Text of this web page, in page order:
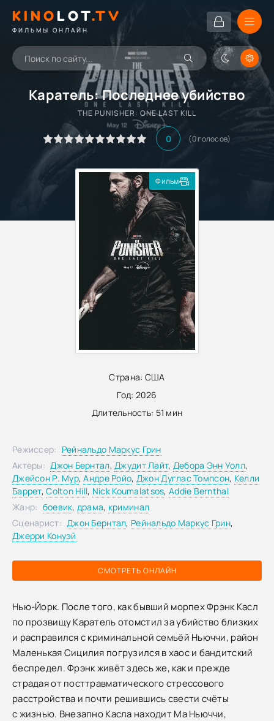
KINOLOT.TV
ФИЛЬМЫ ОНЛАЙН
Каратель: Последнее убийство
THE PUNISHER: ONE LAST KILL
0 (0голосов)
Страна: США
Год: 2026
Длительность: 51 мин
Фильм
СМОТРЕТЬ ОНЛАЙН
Режиссер: Рейнальдо Маркус Грин
Актеры: Джон Бернтал,Джудит Лайт, Дебора Энн Уолл,
Джейсон Р. Мур,Андре Ройо, Джон Дуглас Томпсон, Келли
Баррет,Colton Hill, Nick Koumalatsos, Addie Bernthal
Жанр: боевик, драма, криминал
Сценарист: Джон Бернтал, Рейнальдо Маркус Грин,
Джерри Конуэй
Нью-Йорк. После того, как бывший морпех Фрэнк Касл
по прозвищу Каратель отомстил за убийство близких
и расправился с криминальной семьёй Ньюччи, район
Маленькая Сицилия погрузился в хаос и бандитский
беспредел. Фрэнк живёт здесь же, как и прежде
страдая от посттравматического стрессового
расстройства и почти решившись свести счёты
с жизнью. Внезапно Касла находит Ма Ньюччи,